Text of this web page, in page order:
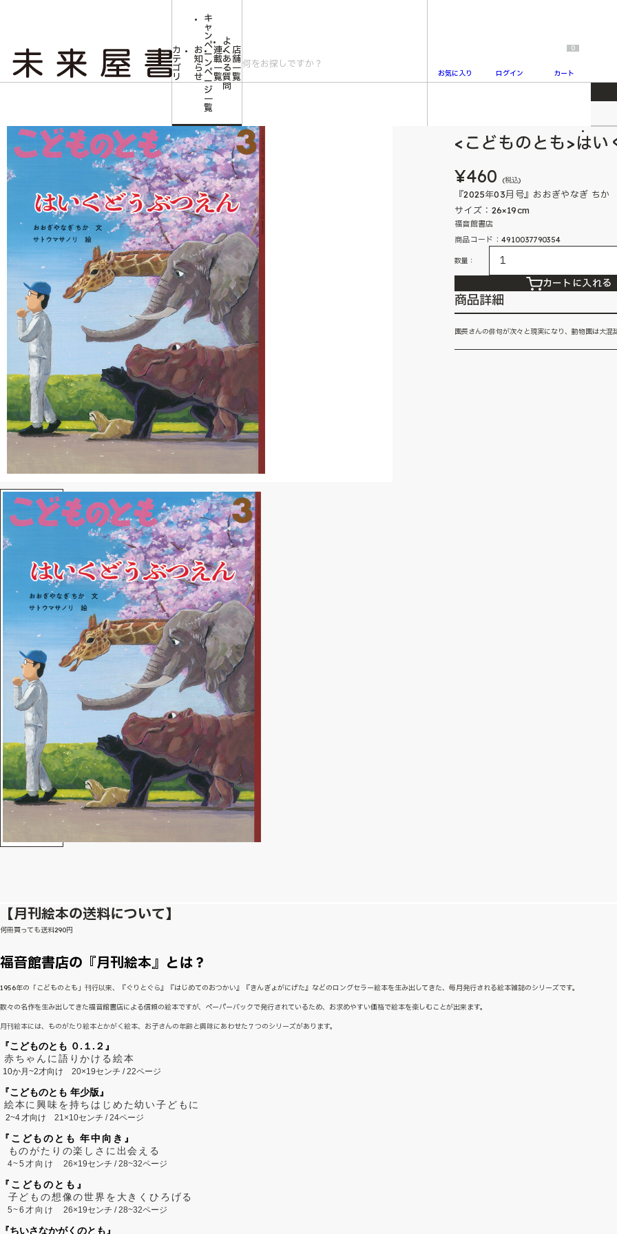
カ
テ
ゴ
リ
お
知
ら
せ
キ
ャ
ン
ペ
ー
ン
ペ
ー
ジ
一
覧
連
載
一
覧
よ
く
あ
る
質
問
店
舗
一
覧
お気に入り ログイン
0
カート
<こどものとも>はいくどうぶつえん
<こどものとも>はい
¥460 (税込)
『2025年03月号』おおぎやなぎ
サイズ：26×19cm
福音館書店
商品コード：4910037790354
数量：
カートに入れる
商品詳細
園長さんの俳句が次々と現実になり、動物園は大混
【月刊絵本の送料について】
何冊買っても送料290円
福音館書店の『月刊絵本』とは？
1956年の「こどものとも」刊行以来、『ぐりとぐら』『はじめてのおつかい』『きんぎょがにげた』などのロングセラー絵本を生み出してきた、毎月発行される絵本雑誌のシリーズです。
数々の名作を生み出してきた福音館書店による信頼の絵本ですが、ペーパーバックで発行されているため、お求めやすい価格で絵本を楽しむことが出来ます。
月刊絵本には、ものがたり絵本とかがく絵本、お子さんの年齢と興味にあわせた７つのシリーズがあります。
『こどものとも ０.１.２』
赤ちゃんに語りかける絵本
10か月~2才向け 20×19センチ / 22ページ
『こどものとも 年少版』
絵本に興味を持ちはじめた幼い子どもに
2~4才向け 21×10センチ / 24ページ
『こどものとも 年中向き』
ものがたりの楽しさに出会える
4~5才向け26×19センチ / 28~32ページ
『こどものとも』
子どもの想像の世界を大きくひろげる
5~6才向け26×19センチ / 28~32ページ
『ちいさなかがくのとも』